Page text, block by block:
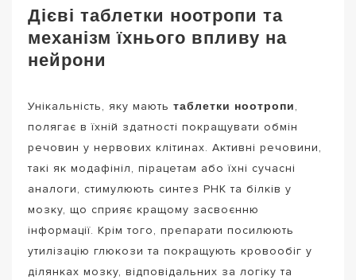
Дієві таблетки ноотропи та
механізм їхнього впливу на
нейрони
Унікальність, яку мають таблетки ноотропи,
полягає в їхній здатності покращувати обмін
речовин у нервових клітинах. Активні речовини,
такі як модафініл, пірацетам або їхні сучасні
аналоги, стимулюють синтез РНК та білків у
мозку, що сприяє кращому засвоєнню
інформації. Крім того, препарати посилюють
утилізацію глюкози та покращують кровообіг у
ділянках мозку, відповідальних за логіку та